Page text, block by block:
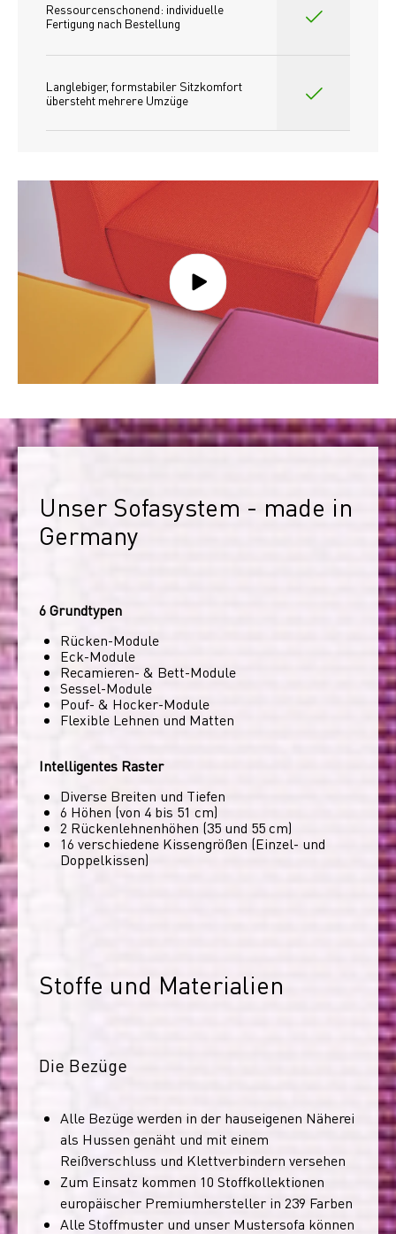
Ressourcenschonend: individuelle
Fertigung nach Bestellung
Langlebiger, formstabiler Sitzkomfort
übersteht mehrere Umzüge
Unser Sofasystem - made in
Germany
6 Grundtypen
Rücken-Module
Eck-Module
Recamieren- & Bett-Module
Sessel-Module
Pouf- & Hocker-Module
Flexible Lehnen und Matten
Intelligentes Raster
Diverse Breiten und Tiefen
6 Höhen (von 4 bis 51 cm)
2 Rückenlehnenhöhen (35 und 55 cm)
16 verschiedene Kissengrößen (Einzel- und
Doppelkissen)
Stoffe und Materialien
Die Bezüge
Alle Bezüge werden in der hauseigenen Näherei
als Hussen genäht und mit einem
Reißverschluss und Klettverbindern versehen
Zum Einsatz kommen 10 Stoffkollektionen
europäischer Premiumhersteller in 239 Farben
Alle Stoffmuster und unser Mustersofa können